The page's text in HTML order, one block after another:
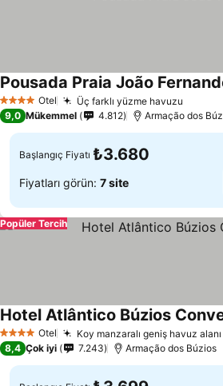
4 Yıldız Otel Üç farklı yüzme havuzu
Pousada Praia João
9,0 Mükemmel 4.812 Armação dos
Başlangıç Fiyatı ₺3.680
Fiyatları görün: 7 site
Popüler Tercih
4 Yıldız Otel Koy manzaralı geniş havuz alanı
Hotel Atlântico Búzios
8,4 Çok iyi 7.243 Armação dos Búzios